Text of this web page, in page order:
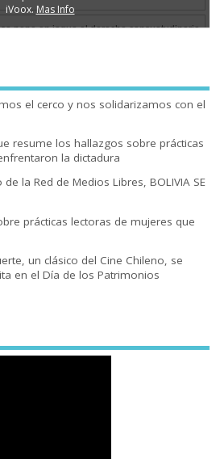
el cerco y nos solidarizamos con el
resume los hallazgos sobre prácticas
la dictadura
la Red de Medios Libres, BOLIVIA SE
prácticas lectoras de mujeres que
un clásico del Cine Chileno, se
en el Día de los Patrimonios